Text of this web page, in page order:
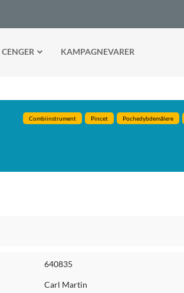
KAMPAGNEVARER
Combiinstrument Pincet Pochedybdemålere
640835
Carl Martin